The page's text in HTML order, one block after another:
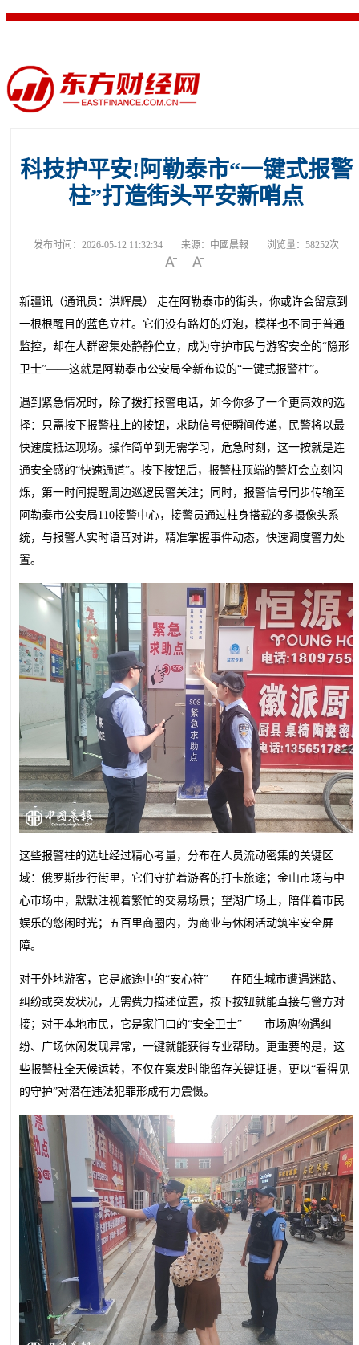
科技护平安!阿勒泰市“一键式报警
柱”打造街头平安新哨点
发布时间： 2026-05-12 11:32:34 来源： 中國晨報 浏览量： 58252次
新疆讯（通讯员：洪辉晨） 走在阿勒泰市的街头，你或许会留意到
一根根醒目的蓝色立柱。它们没有路灯的灯泡，模样也不同于普通
监控，却在人群密集处静静伫立，成为守护市民与游客安全的“隐形
卫士”——这就是阿勒泰市公安局全新布设的“一键式报警柱”。
遇到紧急情况时，除了拨打报警电话，如今你多了一个更高效的选
择：只需按下报警柱上的按钮，求助信号便瞬间传递，民警将以最
快速度抵达现场。操作简单到无需学习，危急时刻，这一按就是连
通安全感的“快速通道”。按下按钮后，报警柱顶端的警灯会立刻闪
烁，第一时间提醒周边巡逻民警关注；同时，报警信号同步传输至
阿勒泰市公安局110接警中心，接警员通过柱身搭载的多摄像头系
统，与报警人实时语音对讲，精准掌握事件动态，快速调度警力处
置。
这些报警柱的选址经过精心考量，分布在人员流动密集的关键区
域：俄罗斯步行街里，它们守护着游客的打卡旅途；金山市场与中
心市场中，默默注视着繁忙的交易场景；望湖广场上，陪伴着市民
娱乐的悠闲时光；五百里商圈内，为商业与休闲活动筑牢安全屏
障。
对于外地游客，它是旅途中的“安心符”——在陌生城市遭遇迷路、
纠纷或突发状况，无需费力描述位置，按下按钮就能直接与警方对
接；对于本地市民，它是家门口的“安全卫士”——市场购物遇纠
纷、广场休闲发现异常，一键就能获得专业帮助。更重要的是，这
些报警柱全天候运转，不仅在案发时能留存关键证据，更以“看得见
的守护”对潜在违法犯罪形成有力震慑。